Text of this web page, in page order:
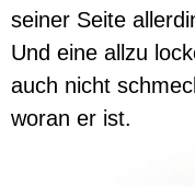
seiner Seite
Und eine allzu
auch nicht
woran er ist.